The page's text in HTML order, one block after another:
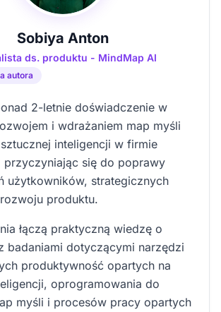
Sobiya Anton
ds. produktu - MindMap AI
autora
2-letnie doświadczenie w
i wdrażaniem map myśli
inteligencji w firmie
przyczyniając się do poprawy
użytkowników, strategicznych
produktu.
łączą praktyczną wiedzę o
badaniami dotyczącymi narzędzi
produktywność opartych na
oprogramowania do
myśli i procesów pracy opartych